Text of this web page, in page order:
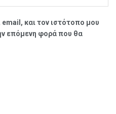
και τον ιστότοπο μου
επόμενη φορά που θα